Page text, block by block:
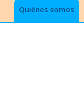
Quiénes somos